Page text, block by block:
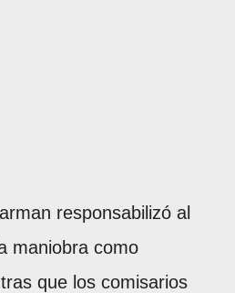
responsabilizó al
maniobra como
que los comisarios